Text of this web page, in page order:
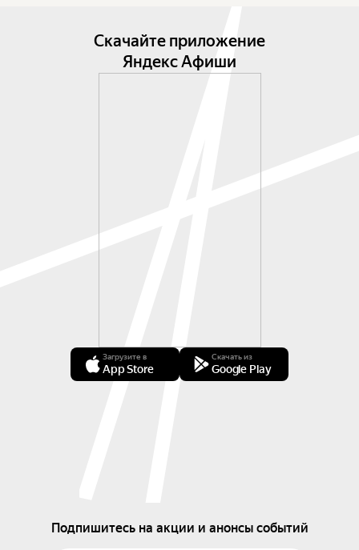
Скачайте приложение
Яндекс Афиши
Загрузите в
App Store
Скачать из
Google Play
Подпишитесь на акции и анонсы событий